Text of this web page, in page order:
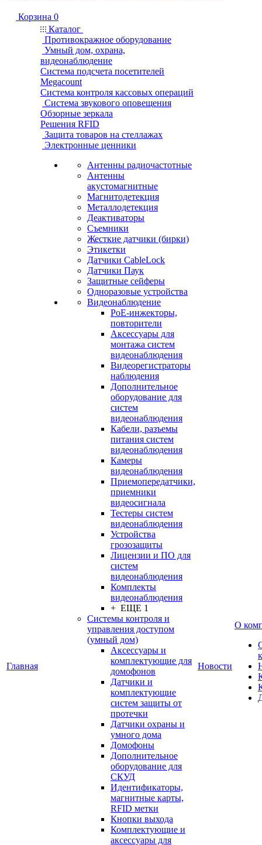
Корзина 0
Главная
Каталог
Противокражное оборудование
Умный дом, охрана,
видеонаблюдение
Система подсчета посетителей
Megacount
Система контроля кассовых операций
Система звукового оповещения
Обзорные зеркала
Решения RFID
Защита товаров на стеллажах
Электронные ценники
Антенны радиочастотные
Антенны
акустомагнитные
Магнитодетекция
Металлодетекция
Деактиваторы
Съемники
Жесткие датчики (бирки)
Этикетки
Датчики CableLock
Датчики Паук
Защитные сейферы
Одноразовые устройства
Видеонаблюдение
PoE-инжекторы,
повторители
Аксессуары для
монтажа систем
видеонаблюдения
Видеорегистраторы
наблюдения
Дополнительное
оборудование для
систем
видеонаблюдения
Кабели, разъемы
питания систем
видеонаблюдения
Камеры
видеонаблюдения
Приемопередатчики,
приемники
видеосигнала
Тестеры систем
видеонаблюдения
Устройства
грозозащиты
Лицензии и ПО для
систем
видеонаблюдения
Комплекты
видеонаблюдения
+ ЕЩЕ 1
Системы контроля и
управления доступом
(умный дом)
Аксессуары и
комплектующие для
домофонов
Датчики и
комплектующие
систем защиты от
протечки
Датчики охраны и
умного дома
Домофоны
Дополнительное
оборудование для
СКУД
Идентификаторы,
магнитные карты,
RFID метки
Кнопки выхода
Комплектующие и
аксессуары для
Новости
О